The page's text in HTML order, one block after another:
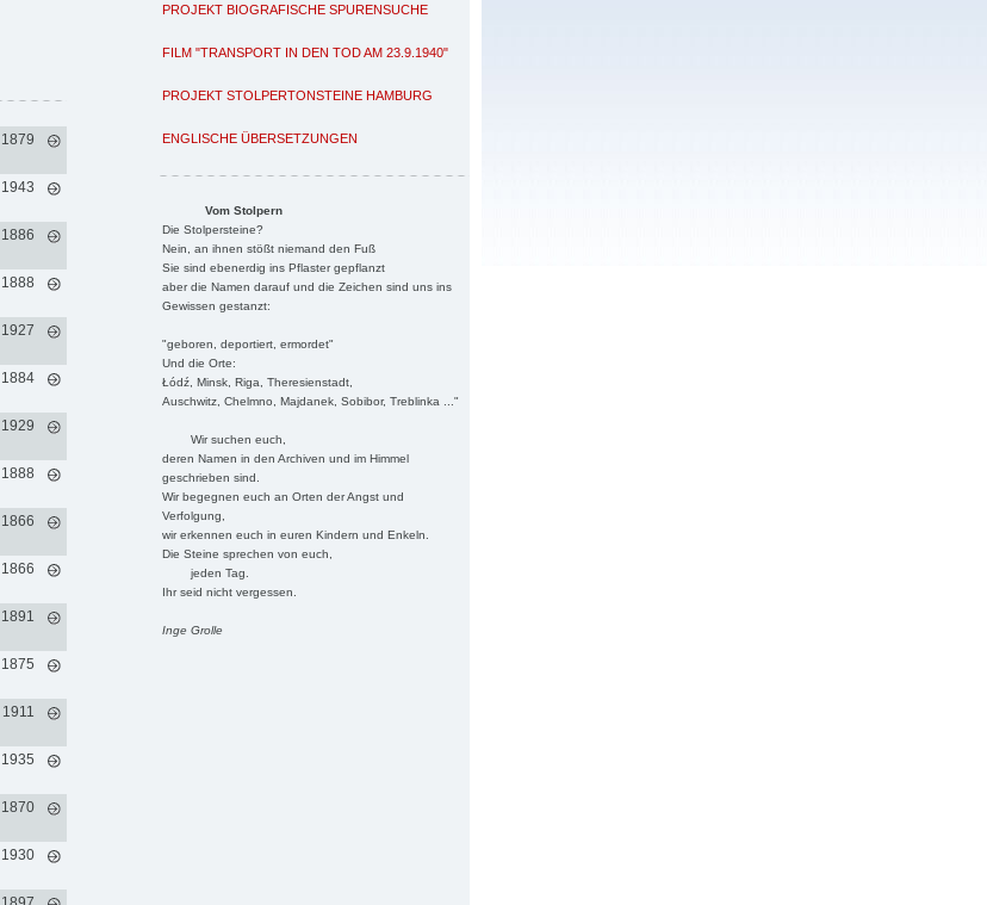
PROJEKT BIOGRAFISCHE SPURENSUCHE
FILM "TRANSPORT IN DEN TOD AM 23.9.1940"
PROJEKT STOLPERTONSTEINE HAMBURG
ENGLISCHE ÜBERSETZUNGEN
Vom Stolpern
Die Stolpersteine?
Nein, an ihnen stößt niemand den Fuß
Sie sind ebenerdig ins Pflaster gepflanzt
aber die Namen darauf und die Zeichen sind uns ins
Gewissen gestanzt:
"geboren, deportiert, ermordet"
Und die Orte:
Łódź, Minsk, Riga, Theresienstadt,
Auschwitz, Chelmno, Majdanek, Sobibor, Treblinka ..."
Wir suchen euch,
deren Namen in den Archiven und im Himmel
geschrieben sind.
Wir begegnen euch an Orten der Angst und
Verfolgung,
wir erkennen euch in euren Kindern und Enkeln.
Die Steine sprechen von euch,
jeden Tag.
Ihr seid nicht vergessen.
Inge Grolle